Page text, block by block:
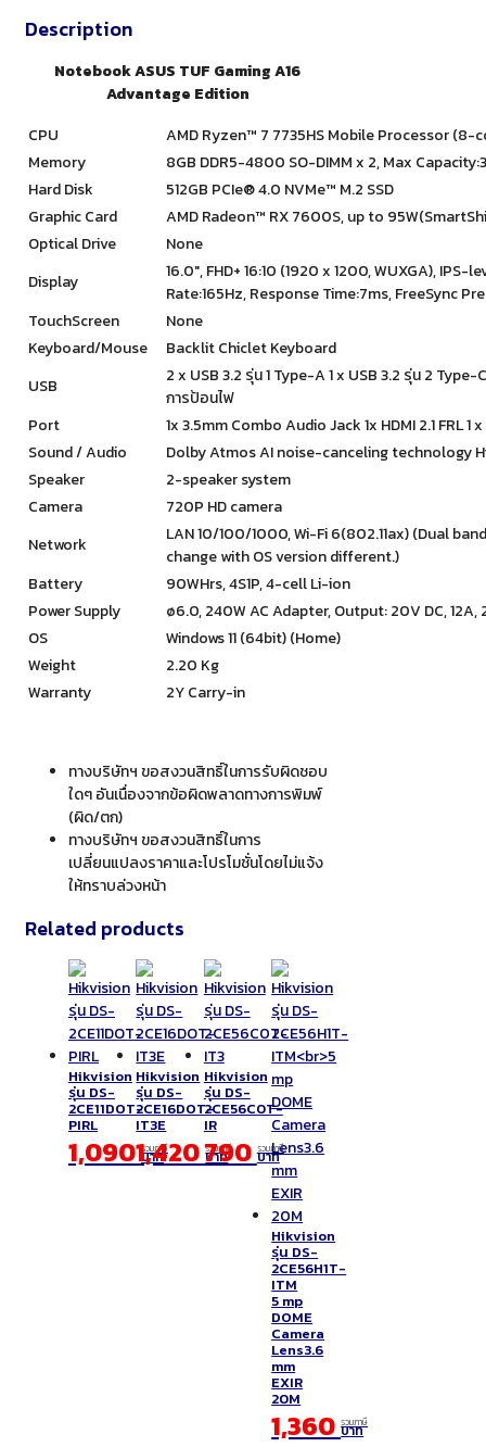
Description
Notebook ASUS TUF Gaming A16
Advantage Edition
CPU
AMD Ryzen™ 7 7735HS Mobile Processor (8-
Memory
8GB DDR5-4800 SO-DIMM x 2, Max
Hard Disk
512GB PCIe® 4.0 NVMe™ M.2 SSD
Graphic Card
AMD Radeon™ RX 7600S, up to
Optical Drive
None
Display
16.0″, FHD+ 16:10 (1920 x 1200, WUXGA),
Rate:165Hz, Response Time:7ms, FreeSync
TouchScreen
None
Keyboard/Mouse
Backlit Chiclet Keyboard
USB
2 x USB 3.2 รุ่น 1 Type-A 1 x USB 3.2 รุ่น 2
การป้อนไฟ
Port
1x 3.5mm Combo Audio Jack 1x HDMI 2.1 FRL 1
Sound / Audio
Dolby Atmos AI noise-canceling technology
Speaker
2-speaker system
Camera
720P HD camera
Network
LAN 10/100/1000, Wi-Fi 6(802.11ax) (Dual
change with OS version different.)
Battery
90WHrs, 4S1P, 4-cell Li-ion
Power Supply
ø6.0, 240W AC Adapter, Output: 20V DC,
OS
Windows 11 (64bit) (Home)
Weight
2.20 Kg
Warranty
2Y Carry-in
ทางบริษัทฯ ขอสงวนสิทธิ์ในการรับผิดชอบ
ใดๆ อันเนื่องจากข้อผิดพลาดทางการพิมพ์
(ผิด/ตก)
ทางบริษัทฯ ขอสงวนสิทธิ์ในการ
เปลี่ยนแปลงราคาและโปรโมชั่นโดยไม่แจ้ง
ให้ทราบล่วงหน้า
Related products
Hikvision
รุ่น DS-
2CE11DOT-
PIRL
1,090รวมภาษี
บาท
Hikvision
รุ่น DS-
2CE16DOT-
IT3E
1,420รวมภาษี
บาท
Hikvision
รุ่น DS-
2CE56C0T-
IR
790รวมภาษี
บาท
Hikvision
รุ่น DS-
2CE56H1T-
ITM
5 mp
DOME
Camera
Lens3.6
mm
EXIR
20M
1,360รวมภาษี
บาท